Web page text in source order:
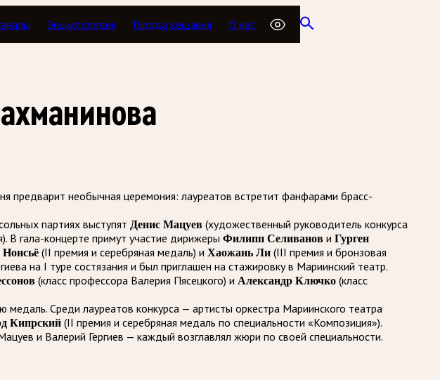
Энциклопедия Города вещания О нас
предварит необычная церемония: лауреатов встретит фанфарами брасс-
партиях выступят Денис Мацуев (художественный руководитель конкурса
В гала-концерте примут участие дирижеры Филипп Селиванов и Гурген
(II премия и серебряная медаль) и Хаожань Ли (III премия и бронзовая
на I туре состязания и был приглашен на стажировку в Мариинский театр.
(класс профессора Валерия Пясецкого) и Александр Ключко (класс
медаль. Среди лауреатов конкурса — артисты оркестра Мариинского театра
Кипрский (II премия и серебряная медаль по специальности «Композиция»).
и Валерий Гергиев — каждый возглавлял жюри по своей специальности.